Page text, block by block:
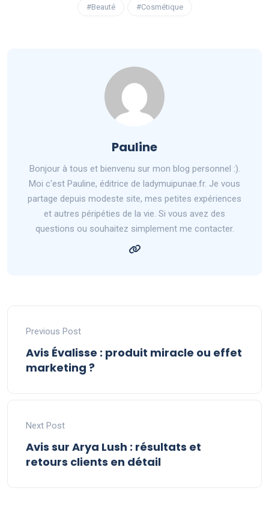
#Beauté #Cosmétique
Pauline
Bonjour à tous et bienvenu sur mon blog personnel :).
Moi c'est Pauline, éditrice de ladymuipunae.fr. Je vous
partage depuis modeste site, mes petites expériences
et autres péripéties de la vie. Si vous avez des
questions ou souhaitez simplement me contacter.
Previous Post
Avis Évalisse : produit miracle ou effet
marketing ?
Next Post
Avis sur Arya Lush : résultats et
retours clients en détail